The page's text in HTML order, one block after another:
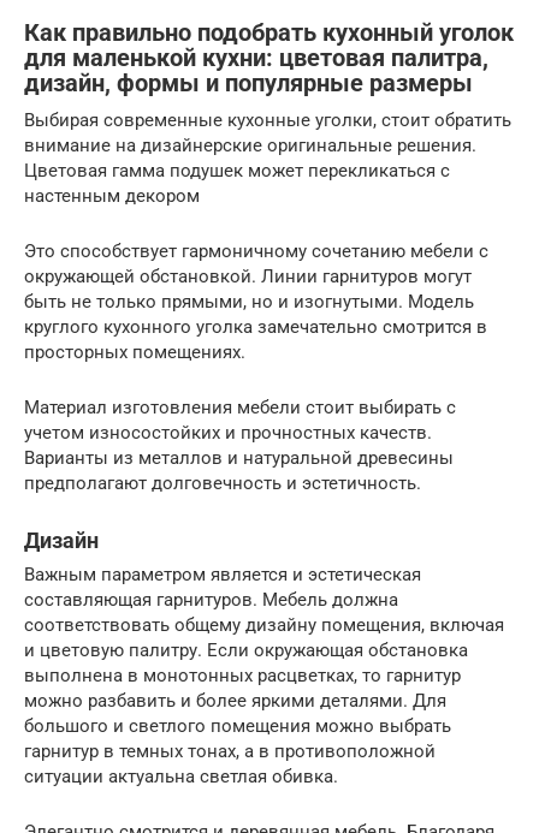
Как правильно подобрать кухонный уголок
для маленькой кухни: цветовая палитра,
дизайн, формы и популярные размеры
Выбирая современные кухонные уголки, стоит обратить
внимание на дизайнерские оригинальные решения.
Цветовая гамма подушек может перекликаться с
настенным декором
Это способствует гармоничному сочетанию мебели с
окружающей обстановкой. Линии гарнитуров могут
быть не только прямыми, но и изогнутыми. Модель
круглого кухонного уголка замечательно смотрится в
просторных помещениях.
Материал изготовления мебели стоит выбирать с
учетом износостойких и прочностных качеств.
Варианты из металлов и натуральной древесины
предполагают долговечность и эстетичность.
Дизайн
Важным параметром является и эстетическая
составляющая гарнитуров. Мебель должна
соответствовать общему дизайну помещения, включая
и цветовую палитру. Если окружающая обстановка
выполнена в монотонных расцветках, то гарнитур
можно разбавить и более яркими деталями. Для
большого и светлого помещения можно выбрать
гарнитур в темных тонах, а в противоположной
ситуации актуальна светлая обивка.